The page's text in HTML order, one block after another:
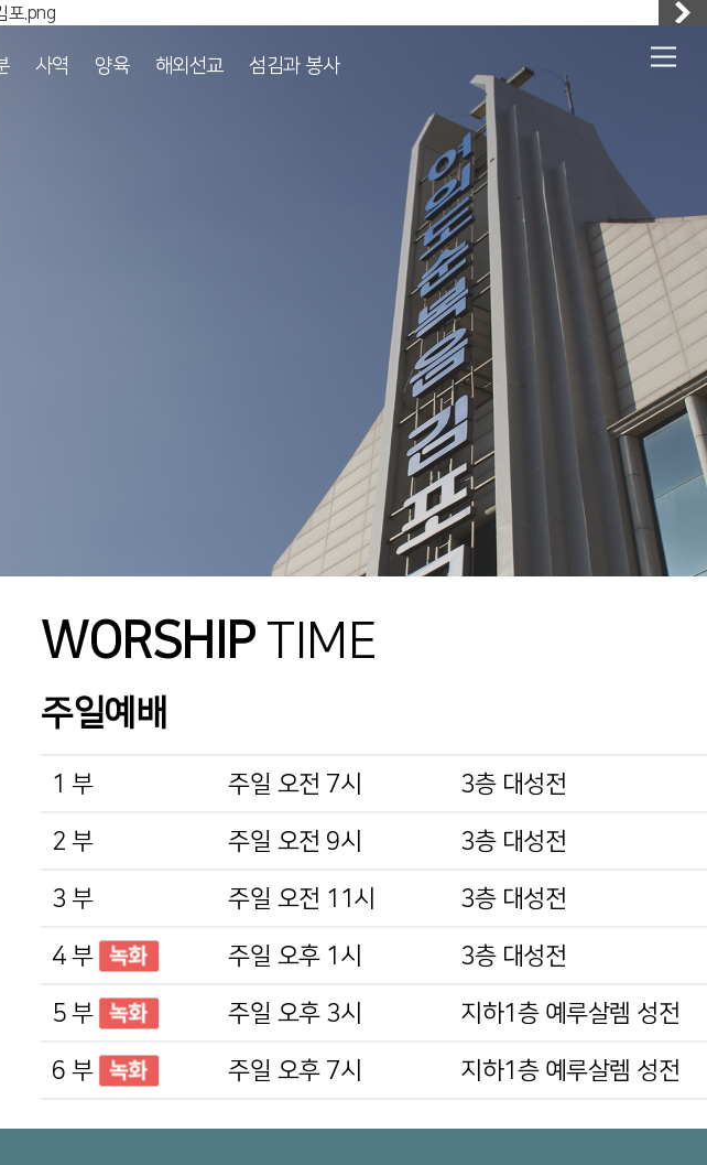
사역 양육 해외선교 섬김과 봉사
WORSHIPTIME
주일예배
1 부 주일 오전 7시 3층 대성전
2 부 주일 오전 9시 3층 대성전
3 부 주일 오전 11시 3층 대성전
4 부 주일 오후 1시 3층 대성전
5 부 주일 오후 3시 지하1층 예루살렘 성전
6 부 주일 오후 7시 지하1층 예루살렘 성전